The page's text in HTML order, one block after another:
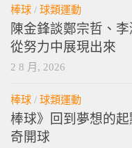
棒球 / 球類運動
陳金鋒談鄭宗哲、
從努力中展現出來
2 8 月, 2026
棒球 / 球類運動
棒球》回到夢想的
奇開球